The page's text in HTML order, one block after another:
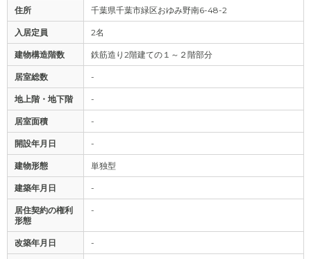
住所 千葉県千葉市緑区おゆみ野南6-48-2
入居定員 2名
建物構造階数 鉄筋造り2階建ての１～２階部分
居室総数 -
地上階・地下階 -
居室面積 -
開設年月日 -
建物形態 単独型
建築年月日 -
居住契約の権利
形態
-
改築年月日 -